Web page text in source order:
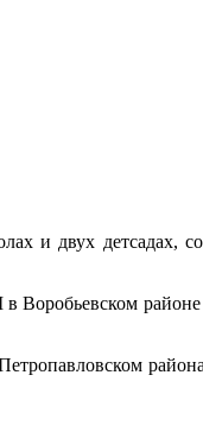
и двух детсадах,
Воробьевском